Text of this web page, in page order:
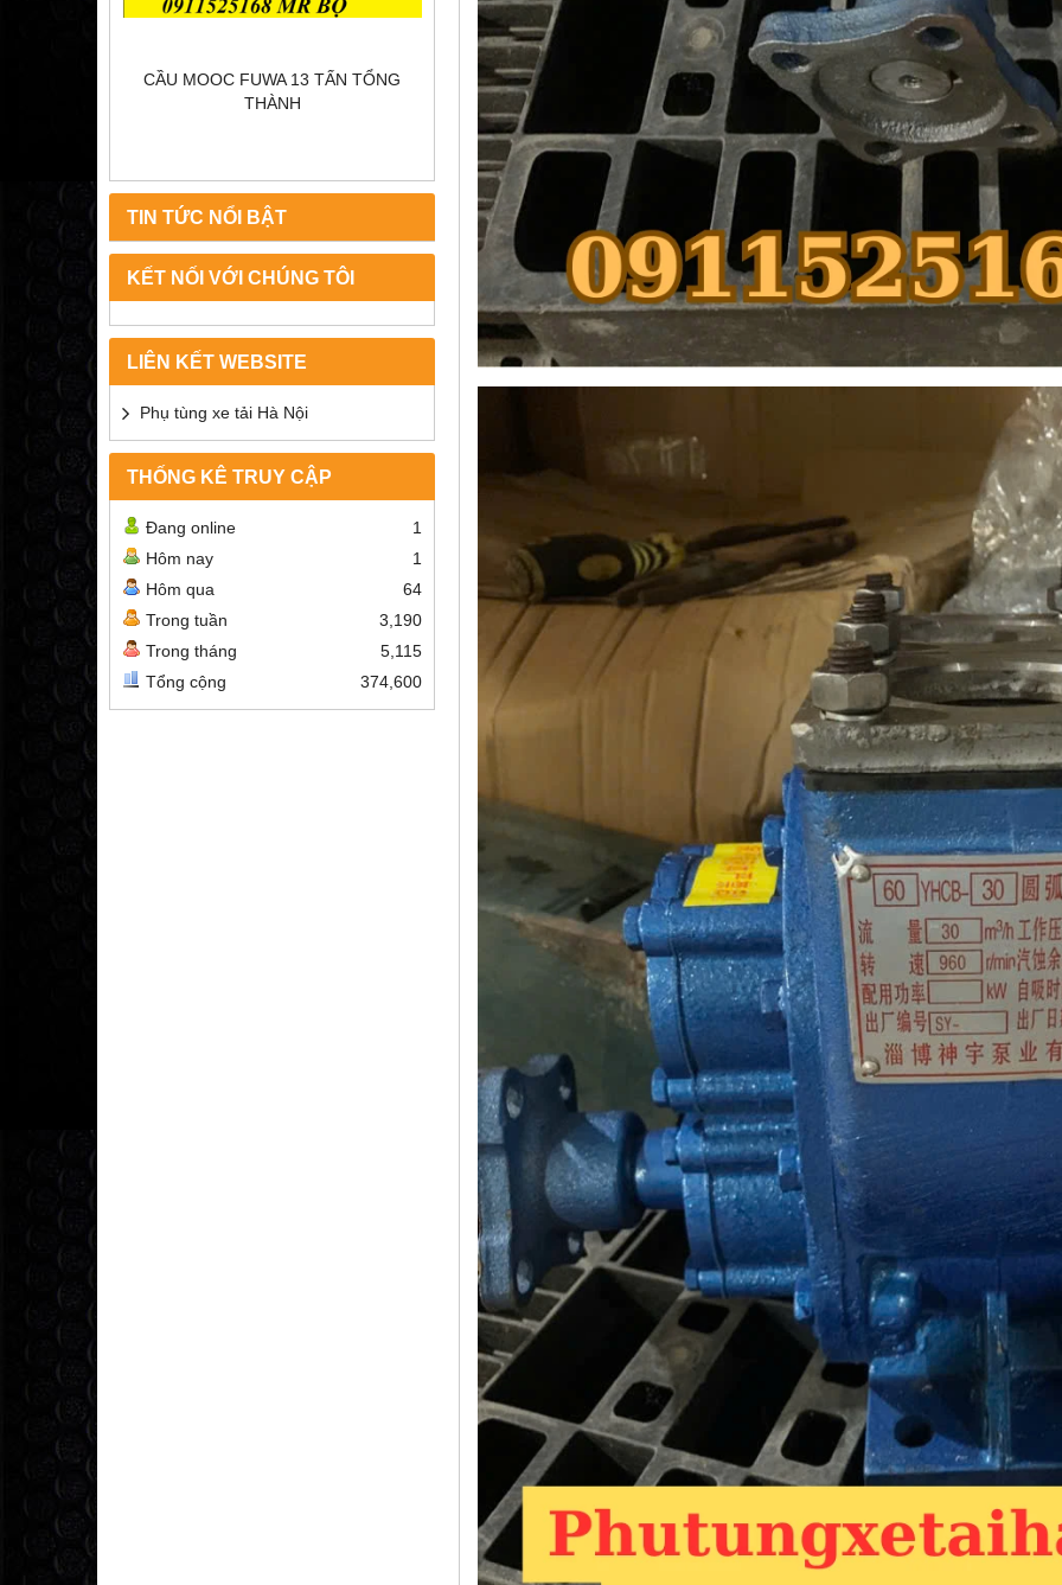
CẦU MOOC FUWA 13 TẤN TỔNG
THÀNH
BƠM CAO ÁP 4100 ĐỘNG CƠ 4102 KHÔNG ĐẾ
TIN TỨC NỔI BẬT
KẾT NỐI VỚI CHÚNG TÔI
LIÊN KẾT WEBSITE
Phụ tùng xe tải Hà Nội
THỐNG KÊ TRUY CẬP
Đang online
1
Hôm nay
1
Hôm qua
64
Trong tuần
3,190
Trong tháng
5,115
Tổng cộng
374,600